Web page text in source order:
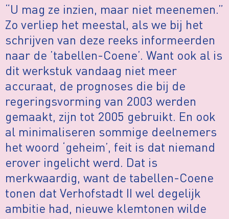
“U mag ze inzien, maar niet meenemen.”
Zo verliep het meestal, als we bij het
schrijven van deze reeks informeerden
naar de ’tabellen-Coene’. Want ook al is
dit werkstuk vandaag niet meer
accuraat, de prognoses die bij de
regeringsvorming van 2003 werden
gemaakt, zijn tot 2005 gebruikt. En ook
al minimaliseren sommige deelnemers
het woord ‘geheim’, feit is dat niemand
erover ingelicht werd. Dat is
merkwaardig, want de tabellen-Coene
tonen dat Verhofstadt II wel degelijk
ambitie had, nieuwe klemtonen wilde